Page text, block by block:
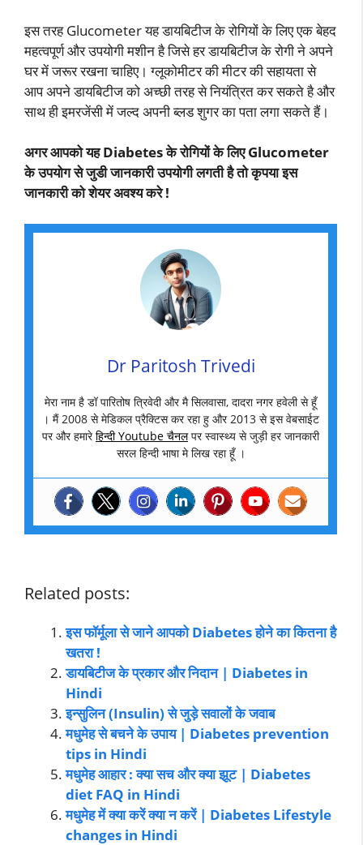
इस तरह Glucometer यह डायबिटीज के रोगियों के लिए एक बेहद
महत्वपूर्ण और उपयोगी मशीन है जिसे हर डायबिटीज के रोगी ने अपने
घर में जरूर रखना चाहिए। ग्लूकोमीटर की मीटर की सहायता से
आप अपने डायबिटीज को अच्छी तरह से नियंत्रित कर सकते है और
साथ ही इमरजेंसी में जल्द अपनी ब्लड शुगर का पता लगा सकते हैं।
अगर आपको यह Diabetes के रोगियों के लिए Glucometer
के उपयोग से जुडी जानकारी उपयोगी लगती है तो कृपया इस
जानकारी को शेयर अवश्य करे !
Dr Paritosh Trivedi
मेरा नाम है डॉ पारितोष त्रिवेदी और मै सिलवासा, दादरा नगर हवेली से हूँ
। मैं 2008 से मेडिकल प्रैक्टिस कर रहा हु और 2013 से इस वेबसाईट
पर और हमारेहिन्दी Youtube चैनलपर स्वास्थ्य से जुड़ी हर जानकारी
सरल हिन्दी भाषा मे लिख रहा हूँ ।
Related posts:
इस फॉर्मूला से जाने आपको Diabetes होने का कितना है
खतरा !
डायबिटीज के प्रकार और निदान | Diabetes in
Hindi
इन्सुलिन (Insulin) से जुड़े सवालों के जवाब
मधुमेह से बचने के उपाय | Diabetes prevention
tips in Hindi
मधुमेह आहार : क्या सच और क्या झूट | Diabetes
diet FAQ in Hindi
मधुमेह में क्या करें क्या न करें | Diabetes Lifestyle
changes in Hindi